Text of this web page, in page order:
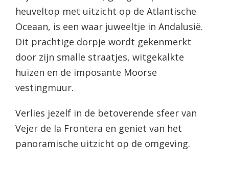
heuveltop met uitzicht op de Atlantische
Oceaan, is een waar juweeltje in Andalusië.
Dit prachtige dorpje wordt gekenmerkt
door zijn smalle straatjes, witgekalkte
huizen en de imposante Moorse
vestingmuur.
Verlies jezelf in de betoverende sfeer van
Vejer de la Frontera en geniet van het
panoramische uitzicht op de omgeving.